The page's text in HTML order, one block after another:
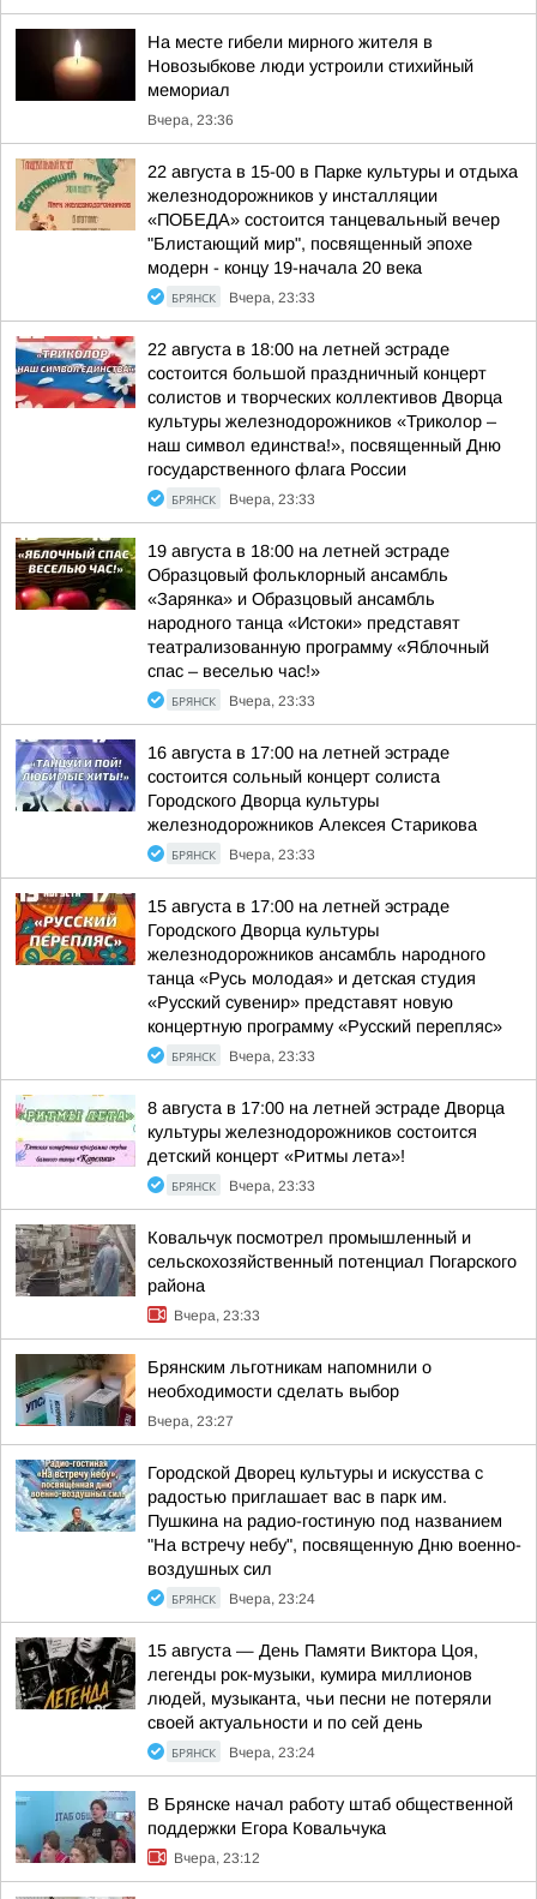
На месте гибели мирного жителя в
Новозыбкове люди устроили стихийный
мемориал
Вчера, 23:36
22 августа в 15-00 в Парке культуры и отдыха
железнодорожников у инсталляции
«ПОБЕДА» состоится танцевальный вечер
"Блистающий мир", посвященный эпохе
модерн - концу 19-начала 20 века
БРЯНСК Вчера, 23:33
22 августа в 18:00 на летней эстраде
состоится большой праздничный концерт
солистов и творческих коллективов Дворца
культуры железнодорожников «Триколор –
наш символ единства!», посвященный Дню
государственного флага России
БРЯНСК Вчера, 23:33
19 августа в 18:00 на летней эстраде
Образцовый фольклорный ансамбль
«Зарянка» и Образцовый ансамбль
народного танца «Истоки» представят
театрализованную программу «Яблочный
спас – веселью час!»
БРЯНСК Вчера, 23:33
16 августа в 17:00 на летней эстраде
состоится сольный концерт солиста
Городского Дворца культуры
железнодорожников Алексея Старикова
БРЯНСК Вчера, 23:33
15 августа в 17:00 на летней эстраде
Городского Дворца культуры
железнодорожников ансамбль народного
танца «Русь молодая» и детская студия
«Русский сувенир» представят новую
концертную программу «Русский перепляс»
БРЯНСК Вчера, 23:33
8 августа в 17:00 на летней эстраде Дворца
культуры железнодорожников состоится
детский концерт «Ритмы лета»!
БРЯНСК Вчера, 23:33
Ковальчук посмотрел промышленный и
сельскохозяйственный потенциал Погарского
района
Вчера, 23:33
Брянским льготникам напомнили о
необходимости сделать выбор
Вчера, 23:27
Городской Дворец культуры и искусства с
радостью приглашает вас в парк им.
Пушкина на радио-гостиную под названием
"На встречу небу", посвященную Дню военно-
воздушных сил
БРЯНСК Вчера, 23:24
15 августа — День Памяти Виктора Цоя,
легенды рок-музыки, кумира миллионов
людей, музыканта, чьи песни не потеряли
своей актуальности и по сей день
БРЯНСК Вчера, 23:24
В Брянске начал работу штаб общественной
поддержки Егора Ковальчука
Вчера, 23:12